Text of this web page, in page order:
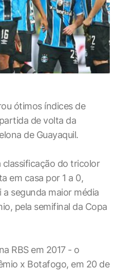
ótimos índices de
de volta da
de Guayaquil.
classificação do tricolor
em casa por 1 a 0,
segunda maior média
pela semifinal da Copa
RBS em 2017 - o
x Botafogo, em 20 de